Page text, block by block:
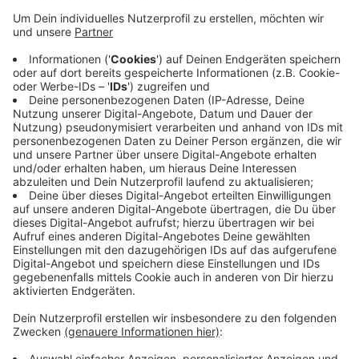
Das Magazin Focus-Gesundheit hat Geriatrie-Chefarzt
Dr. Thomas Jaeger zu Deutschlands Top-Medizinern in
seinem Fachbereich ausgezeichnet. In die Bewertung
sind unter anderem groß angelegte Erhebungen unter
Patienten eingegangen, aber auch wissenschaftliche
Publikationen, Berichte aus Selbsthilfegruppen und
Empfehlungen durch Patientenverbände. Die
geriatrische Klinik am Eli war bereits vergangenes Jahr
in der Top-Liste der bundesweit besten Kliniken in
diesem Bereich gelandet. Dr. Jäger leitet die Abteilung
seit 2012.
Anzeige